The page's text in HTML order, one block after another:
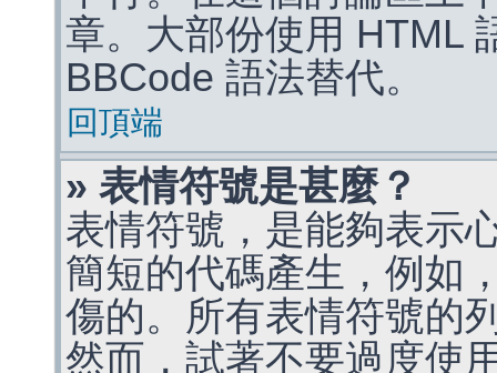
章。大部份使用 HTML
BBCode 語法替代。
回頂端
» 表情符號是甚麼？
表情符號，是能夠表示
簡短的代碼產生，例如
傷的。所有表情符號的
然而，試著不要過度使